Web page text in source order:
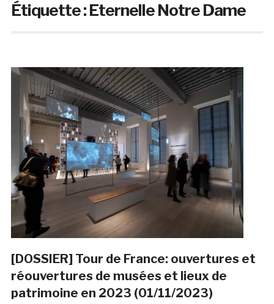
Étiquette :Eternelle Notre Dame
[DOSSIER] Tour de France: ouvertures et
réouvertures de musées et lieux de
patrimoine en 2023 (01/11/2023)